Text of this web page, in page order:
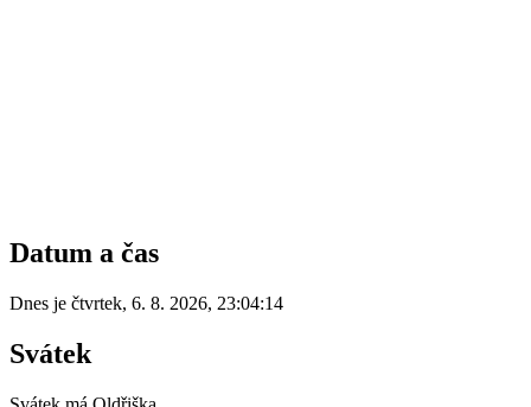
Datum a čas
Dnes je čtvrtek, 6. 8. 2026, 23:04:14
Svátek